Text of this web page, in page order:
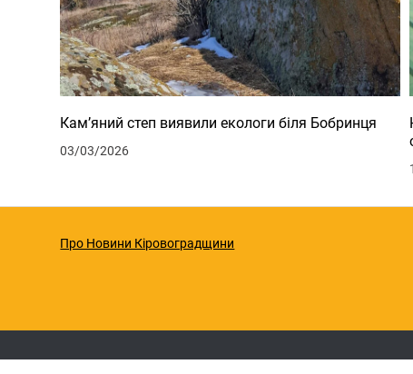
Кам’яний степ виявили екологи біля Бобринця
03/03/2026
Про Новини Кіровоградщини